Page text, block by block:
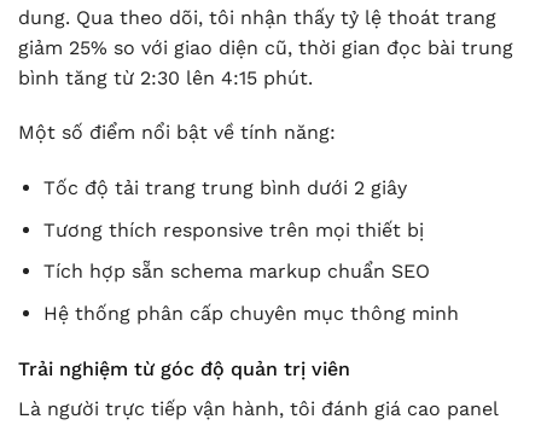
dung. Qua theo dõi, tôi nhận thấy tỷ lệ thoát trang
giảm 25% so với giao diện cũ, thời gian đọc bài trung
bình tăng từ 2:30 lên 4:15 phút.
Một số điểm nổi bật về tính năng:
Tốc độ tải trang trung bình dưới 2 giây
Tương thích responsive trên mọi thiết bị
Tích hợp sẵn schema markup chuẩn SEO
Hệ thống phân cấp chuyên mục thông minh
Trải nghiệm từ góc độ quản trị viên
Là người trực tiếp vận hành, tôi đánh giá cao panel